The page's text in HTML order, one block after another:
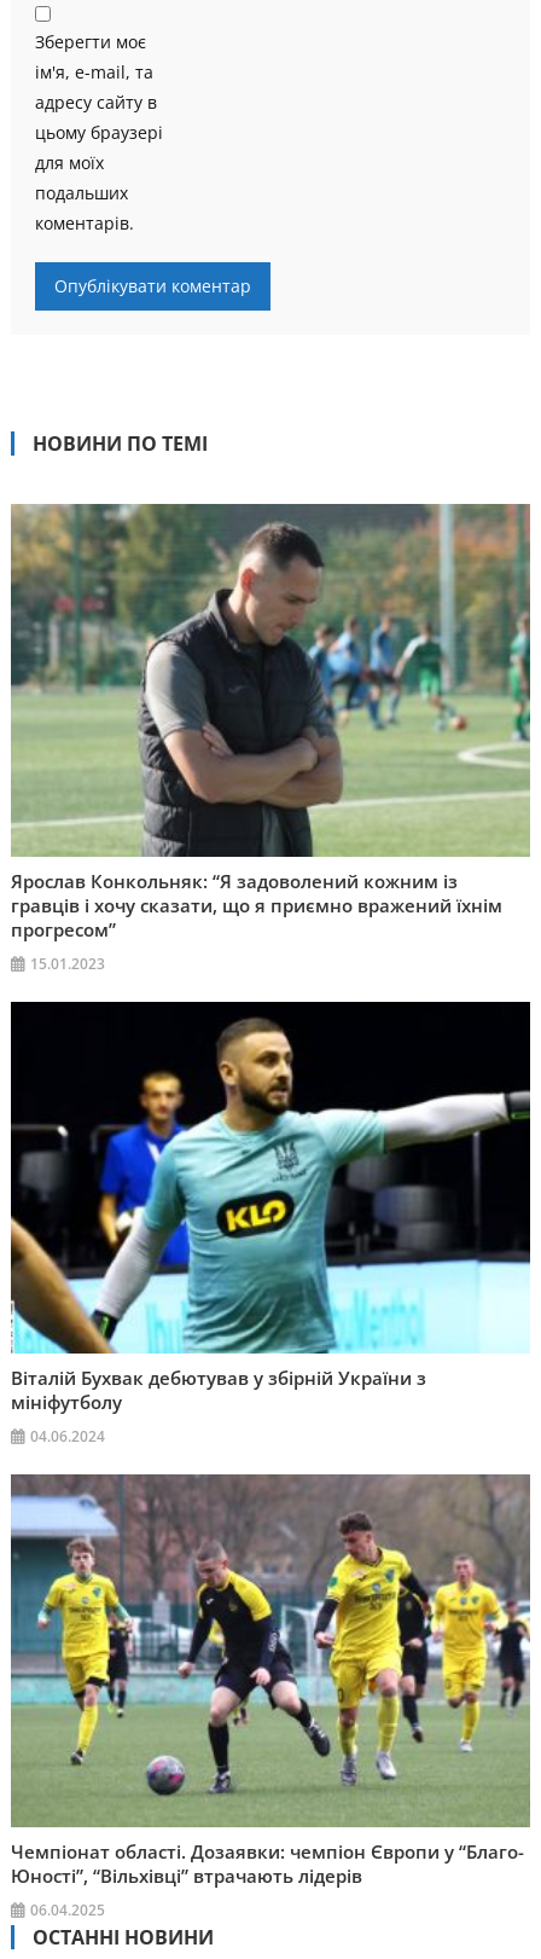
Зберегти моє
ім'я, e-mail, та
адресу сайту в
цьому браузері
для моїх
подальших
коментарів.
НОВИНИ ПО ТЕМІ
Ярослав Конкольняк: “Я задоволений кожним із
гравців і хочу сказати, що я приємно вражений їхнім
прогресом”
15.01.2023
Віталій Бухвак дебютував у збірній України з
мініфутболу
04.06.2024
Чемпіонат області. Дозаявки: чемпіон Європи у “Благо-
Юності”, “Вільхівці” втрачають лідерів
06.04.2025
ОСТАННІ НОВИНИ